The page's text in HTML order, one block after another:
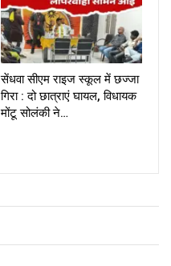
सेंधवा सीएम राइज स्कूल में छज्जा
गिरा : दो छात्राएं घायल, विधायक
मोंटू सोलंकी ने…